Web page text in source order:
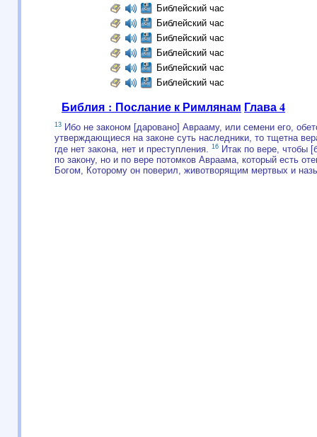
Библейский час
Библейский час
Библейский час
Библейский час
Библейский час
Библейский час
Библия : Послание к Римлянам Глава 4
13 Ибо не законом [даровано] Аврааму, или семени его,
утверждающиеся на законе суть наследники, то тщетна
где нет закона, нет и преступления.
16 Итак по вере, чтобы
по закону, но и по вере потомков Авраама, который есть
Богом, Которому он поверил, животворящим мертвых и